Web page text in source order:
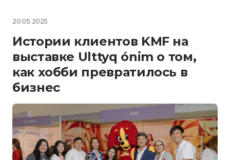
20.05.2025
Истории клиентов KMF на
выставке Ulttyq ónim о том,
как хобби превратилось в
бизнес